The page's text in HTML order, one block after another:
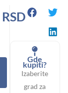
RSD
Gde
kupiti?
Izaberite
grad za